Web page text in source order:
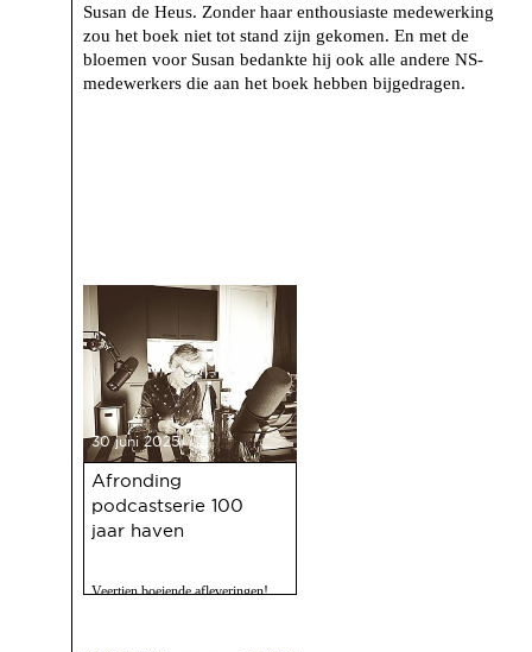
Susan de Heus. Zonder haar enthousiaste medewerking
zou het boek niet tot stand zijn gekomen. En met de
bloemen voor Susan bedankte hij ook alle andere NS-
medewerkers die aan het boek hebben bijgedragen.
30 juni 2025
Afronding
podcastserie 100
jaar haven
Veertien boeiende afleveringen!